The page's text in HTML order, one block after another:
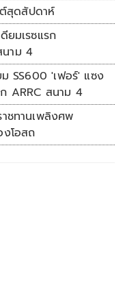
สุดสัปดาห์
ยมเรซแรก
นาม 4
SS600 'เฟอร์' แซง
ARRC สนาม 4
าชทานเพลิงศพ
งโอสถ